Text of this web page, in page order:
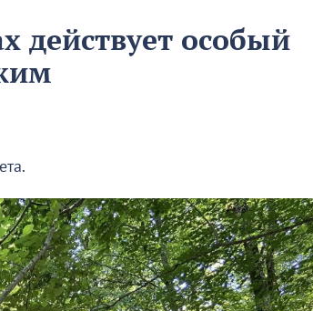
действует особый